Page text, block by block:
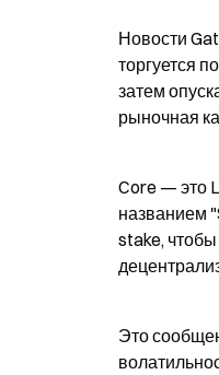
Новости
торгуется
затем
рыночная
Core — это
названием
stake,
Это